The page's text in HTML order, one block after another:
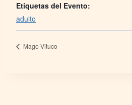
Etiquetas del Evento:
adulto
Mago Vituco